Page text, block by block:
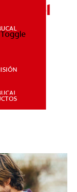
SALUD BUCAL
PROMOCIONES
Toggle
el